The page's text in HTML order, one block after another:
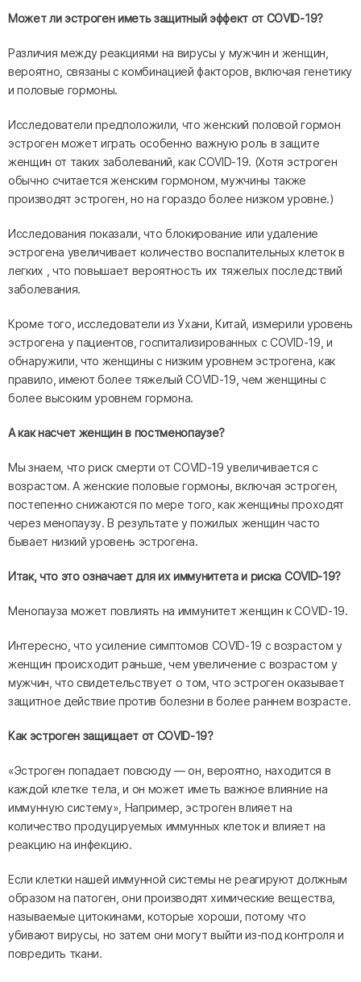
Может ли эстроген иметь защитный эффект от COVID-19? ‍
Различия между реакциями на вирусы у мужчин и женщин,
вероятно, связаны с комбинацией факторов, включая генетику
и половые гормоны.
Исследователи предположили, что женский половой гормон
эстроген может играть особенно важную роль в защите
женщин от таких заболеваний, как COVID-19. (Хотя эстроген
обычно считается женским гормоном, мужчины также
производят эстроген, но на гораздо более низком уровне.) ‍
Исследования показали, что блокирование или удаление
эстрогена увеличивает количество воспалительных клеток в
легких , что повышает вероятность их тяжелых последствий
заболевания.
Кроме того, исследователи из Ухани, Китай, измерили уровень
эстрогена у пациентов, госпитализированных с COVID-19, и
обнаружили, что женщины с низким уровнем эстрогена, как
правило, имеют более тяжелый COVID-19, чем женщины с
более высоким уровнем гормона.
А как насчет женщин в постменопаузе? ‍
Мы знаем, что риск смерти от COVID-19 увеличивается с
возрастом. А женские половые гормоны, включая эстроген,
постепенно снижаются по мере того, как женщины проходят
через менопаузу. В результате у пожилых женщин часто
бывает низкий уровень эстрогена.
Итак, что это означает для их иммунитета и риска COVID-19? ‍
Менопауза может повлиять на иммунитет женщин к COVID-19.
Интересно, что усиление симптомов COVID-19 с возрастом у
женщин происходит раньше, чем увеличение с возрастом у
мужчин, что свидетельствует о том, что эстроген оказывает
защитное действие против болезни в более раннем возрасте.
Как эстроген защищает от COVID-19?
«Эстроген попадает повсюду — он, вероятно, находится в
каждой клетке тела, и он может иметь важное влияние на
иммунную систему», Например, эстроген влияет на
количество продуцируемых иммунных клеток и влияет на
реакцию на инфекцию.
Если клетки нашей иммунной системы не реагируют должным
образом на патоген, они производят химические вещества,
называемые цитокинами, которые хороши, потому что
убивают вирусы, но затем они могут выйти из-под контроля и
повредить ткани.